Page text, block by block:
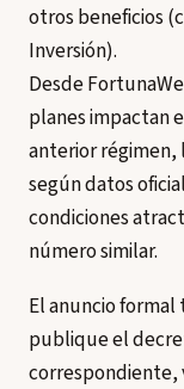
otros beneficios
Inversión).
Desde
planes impactan
anterior régimen,
según datos
condiciones
número similar.
El anuncio formal
publique el
correspondiente,